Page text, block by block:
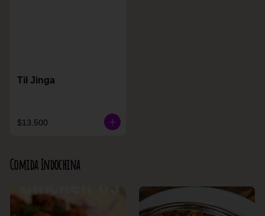
Til Jinga
$13.500
Comida Indochina